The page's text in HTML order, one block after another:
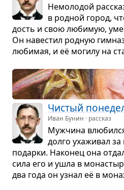
Немо­ло­дой
в род­ной город,
дость и свою люби­мую,
Он наве­стил род­ную
люби­мая, и её могилу на
Чистый
Иван Бунин · рассказ
Муж­чина
долго уха­жи­вал
подарки. Нако­нец она
сила его и ушла в
два года он узнал её в